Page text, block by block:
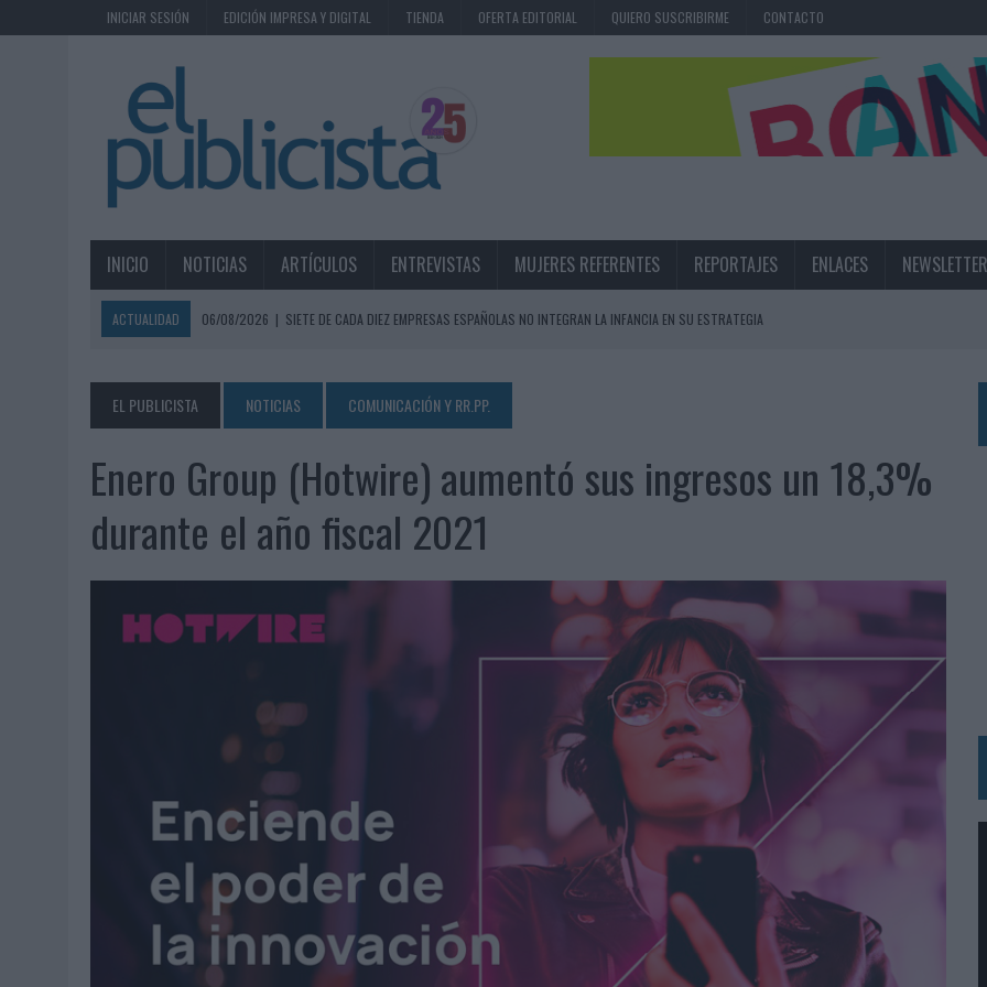
INICIAR SESIÓN EDICIÓN IMPRESA Y DIGITAL TIENDA OFERTA EDITORIAL QUIERO SUSCRIBIRME CONTACTO
INICIO NOTICIAS ARTÍCULOS ENTREVISTAS MUJERES REFERENTES REPORTAJES ENLACES NEWSLETTER
ACTUALIDAD 06/08/2026 | SIETE DE CADA DIEZ EMPRESAS ESPAÑOLAS NO INTEGRAN LA INFANCIA EN SU ESTRATEGIA
LA TELEVISIÓN SIGUE LIDERANDO EL CONSUMO DE MEDIOS EN VERANO Y SUPERA AL MÓVIL COMO DISPOSITIVO MÁS UTILIZADO
06/08/2026 | EL USO DE LA IA GENERATIVA ALCANZA YA AL 62% DE LOS ESPAÑOLES
| SYSTEM1 NOMBRA A KIMBERLY BASTONI COMO NUEVA DIRECTORA COMERCIAL GLOBAL
06/08/2026
FRIGO Y UNIQLO LANZAN UNA COLECCIÓN PERSONALIZABLE INSPIRADA EN CORNETTO, CALIPPO Y SOLERO
06/08/2026
LA IA ESTÁ SUBIENDO EL LISTÓN DE LA CREATIVIDAD
05/08/2026 | FABRA COMUNICACIÓN INCORPORA A CASONÁ Y ASUME LA GESTIÓN DE SUS RELACIONES CON LOS MEDIOS
05/08/2026
LOPESAN HOTELS & RESORTS ACERCA EL PARAÍSO CANARIO EN SU ÚLTIMA CAMPAÑA INTERNACIONAL
LUIS ARQUILLOS (BURGO DE ARIAS): “LA CONSTRUCCIÓN DE MARCA A LARGO PLAZO Y LA MEDICIÓN SON DOS CARAS DE LA MISMA
‘EL PARAÍSO MÁS CERCA’, DE 22GRADOS PARA LOPESAN HOTELS & RESORTS
‘LA ÚNICA CERVEZA DEL MUNDO QUE SE DISFRUTA DOS VECES’, DE INUSUALY PARA CERVEZA CAPAZ
04/08/2026
‘EL FÚTBOL SIN LAS PERSONAS’, DE DENTSU CREATIVE PARA ORANGE
|
CAPAZ, LA CERVEZA QUE CONVIERTE CADA BOTELLA EN UNA OPORTUNIDAD DE INCLUSIÓN
04/08/2026 |
BABARIA Y MAXIBON SON ‘EL MATCH PERFECTO DEL VERANO’
04/08/2026 |
AUDIBLE REIVINDICA EL PODER TRANSFORMADOR DEL AUDIO EN SU NUEVA CAMPAÑA GLOBAL DE MARCA
‘VUELVE EL FÚTBOL. VUELVE A SOÑAR’, DE VML PARA MOVISTAR
EL PUBLICISTA NOTICIAS COMUNICACIÓN Y RR.PP.
Enero Group (Hotwire) aumentó sus ingresos un 18,3%
durante el año fiscal 2021